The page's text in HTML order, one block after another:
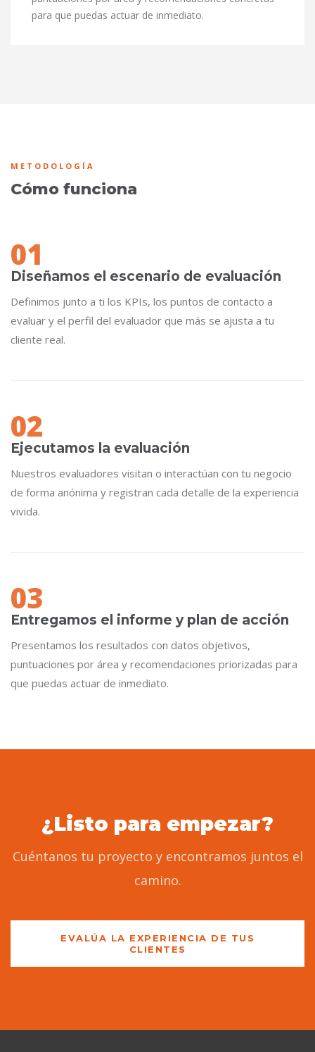
para que puedas actuar de inmediato.
METODOLOGÍA
Cómo funciona
01
Diseñamos el escenario de evaluación
Definimos junto a ti los KPIs, los puntos de contacto a
evaluar y el perfil del evaluador que más se ajusta a tu
cliente real.
02
Ejecutamos la evaluación
Nuestros evaluadores visitan o interactúan con tu negocio
de forma anónima y registran cada detalle de la experiencia
vivida.
03
Entregamos el informe y plan de acción
Presentamos los resultados con datos objetivos,
puntuaciones por área y recomendaciones priorizadas para
que puedas actuar de inmediato.
¿Listo para empezar?
Cuéntanos tu proyecto y encontramos juntos el
camino.
EVALÚA LA EXPERIENCIA DE TUS
CLIENTES